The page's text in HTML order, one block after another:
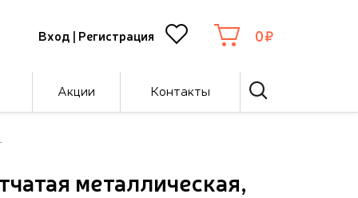
Вход | Регистрация 0
Акции Контакты
металлическая,